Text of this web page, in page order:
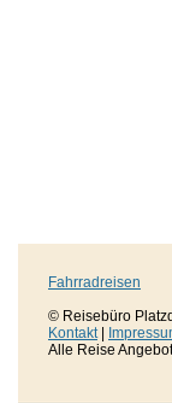
Fahrradreisen
© Reisebüro
Kontakt|
Alle Reise